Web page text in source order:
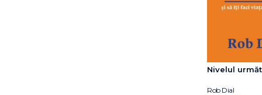
Nivelul
Rob Dial